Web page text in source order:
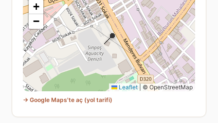
📍
+
−
Leaflet
© OpenStreetMap
→ Google Maps'te aç (yol tarifi)